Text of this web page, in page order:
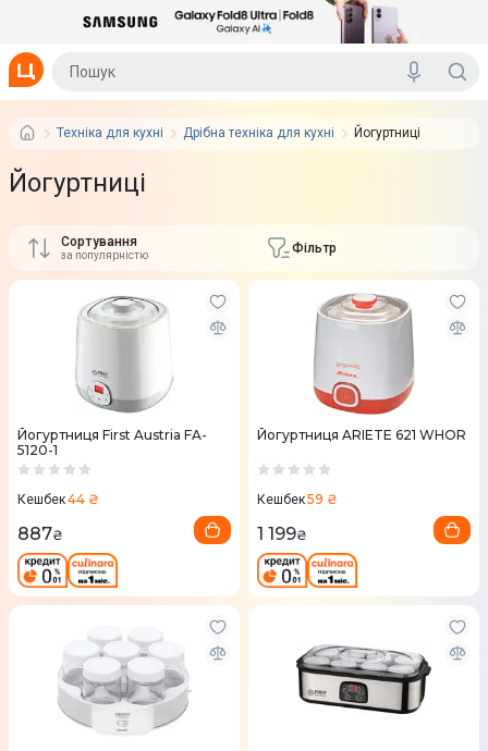
Техніка для кухні Дрібна техніка для кухні Йогуртниці
Йогуртниці
Сортування
за популярністю Фільтр
Йогуртниця First Austria FA-
5120-1
Кешбек44 ₴
887₴
Йогуртниця ARIETE 621 WHOR
Кешбек59 ₴
1 199₴